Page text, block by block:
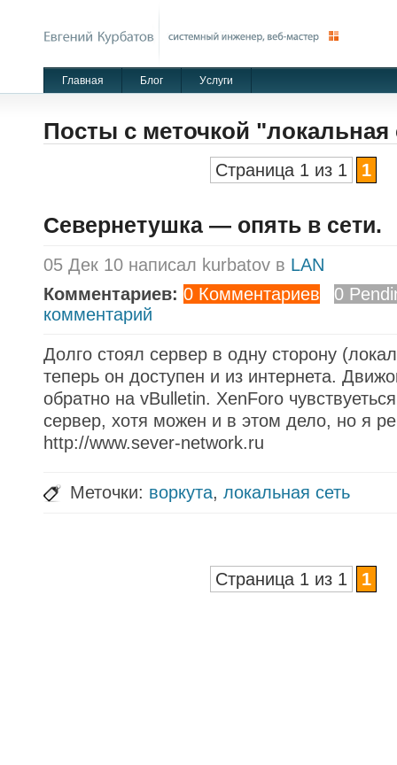
Главная Блог Уcлуги
Посты с меточкой "локальная
Страница 1 из 1 1
Севернетушка — опять в сети.
05 Дек 10 написал kurbatov в LAN
Комментариев: 0 Комментариев
0
комментарий
Долго стоял сервер в одну сторону
теперь он доступен и из интернета.
обратно на vBulletin. XenForo
сервер, хотя можен и в этом дело, но я
http://www.sever-network.ru
Меточки: воркута, локальная сеть
Страница 1 из 1 1